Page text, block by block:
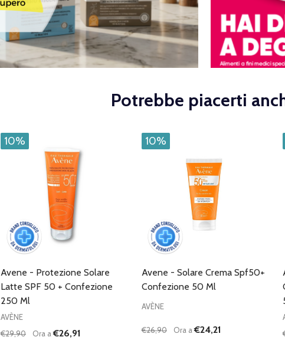
Potrebbe piacerti
10%
Avene - Protezione Solare
Latte SPF 50 + Confezione
250 Ml
AVÈNE
€29,90
Ora a€26,91
10%
Avene - Solare Crema Spf50+
Confezione 50 Ml
AVÈNE
€26,90 Ora a€24,21